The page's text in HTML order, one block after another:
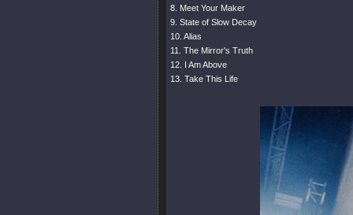
8. Meet Your Maker
9. State of Slow Decay
10. Alias
11. The Mirror's Truth
12. I Am Above
13. Take This Life